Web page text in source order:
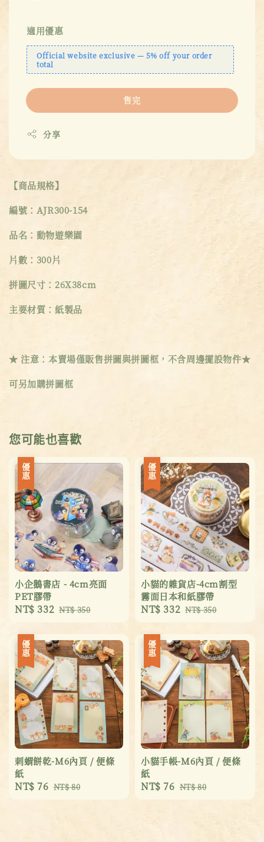
適用優惠
Official website exclusive — 5% off your order
total
售完
分享
【商品規格】
編號：AJR300-154
品名：動物遊樂園
片數：300片
拼圖尺寸：26X38cm
主要材質：紙製品
★ 注意：本賣場僅販售拼圖與拼圖框，不含周邊擺設物件★
可另加購拼圖框
您可能也喜歡
優惠
小企鵝書店 - 4cm亮面
PET膠帶
Sale
NT$ 332 Regular
NT$ 350
優惠
小貓的雜貨店-4cm割型
霧面日本和紙膠帶
Sale
price
NT$ 332 Regular
NT$ 350
優惠
刺蝟餅乾-M6內頁 / 便條
紙
Sale
NT$ 76 Regular
NT$ 80
優惠
小貓手帳-M6內頁 / 便條
紙
Sale
NT$ 76 Regular
NT$ 80